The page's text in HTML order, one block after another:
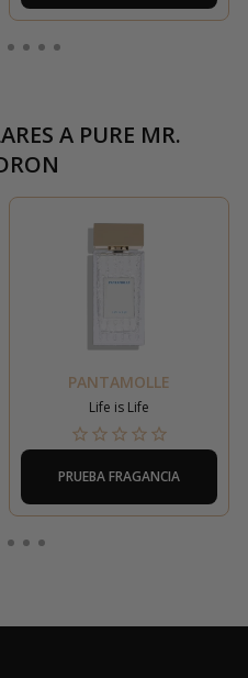
APURE MR.
PANTAMOLLE
Life is Life
PRUEBA FRAGANCIA